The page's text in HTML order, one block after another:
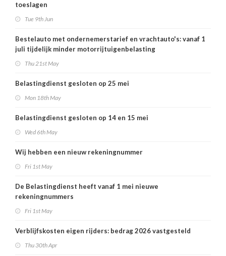
toeslagen
Tue 9th Jun
Bestelauto met ondernemerstarief en vrachtauto's: vanaf 1
juli tijdelijk minder motorrijtuigenbelasting
Thu 21st May
Belastingdienst gesloten op 25 mei
Mon 18th May
Belastingdienst gesloten op 14 en 15 mei
Wed 6th May
Wij hebben een nieuw rekeningnummer
Fri 1st May
De Belastingdienst heeft vanaf 1 mei nieuwe
rekeningnummers
Fri 1st May
Verblijfskosten eigen rijders: bedrag 2026 vastgesteld
Thu 30th Apr